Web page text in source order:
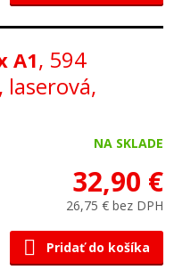
A1, 594
laserová,
NA SKLADE
32,90 €
26,75 € bez DPH
Pridať do košíka